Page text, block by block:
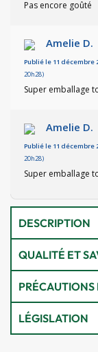
Pas encore goûté
Amelie D.
Publié le 11 décembre
20h28)
Super emballage
Amelie D.
Publié le 11 décembre
20h28)
Super emballage
DESCRIPTION
QUALITÉ ET
LÉGISLATION